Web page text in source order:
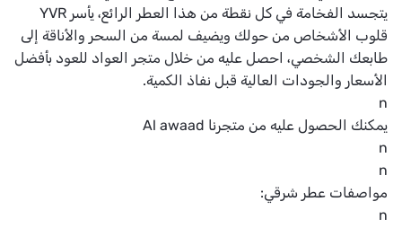
يتجسد الفخامة في كل نقطة من هذا العطر الرائع، يأسر YVR
قلوب الأشخاص من حولك ويضيف لمسة من السحر والأناقة إلى
طابعك الشخصي، احصل عليه من خلال متجر العواد للعود بأفضل
الأسعار والجودات العالية قبل نفاذ الكمية.
n
يمكنك الحصول عليه من متجرنا Al awaad
n
n
مواصفات عطر شرقي:
n